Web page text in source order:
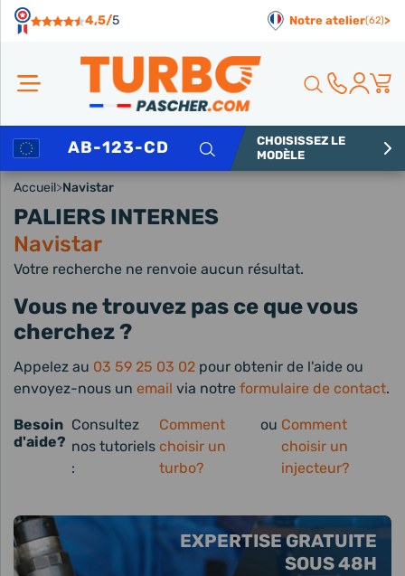
4,5/5 Notre atelier(62)>
Rechercher
CHOISISSEZ LE
MODÈLE
Accueil>Navistar
PALIERS INTERNES
Navistar
EXPERTISE GRATUITE
SOUS 48H
Votre recherche ne renvoie aucun résultat.
Vous ne trouvez pas ce que vous
cherchez ?
Appelez au 03 59 25 03 02 pour obtenir de l'aide ou
envoyez-nous un email via notre formulaire de contact.
Besoin
d'aide?
Consultez
nos tutoriels
:
Comment
choisir un
turbo?
ou Comment
choisir un
injecteur?
Panneau de gestion des cookies